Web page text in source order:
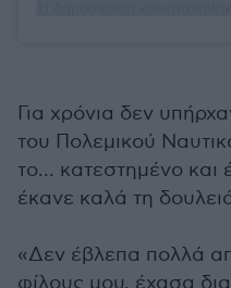
Για χρόνια δεν
του Πολεμικού
το... κατεστημένο και
έκανε καλά τη
«Δεν έβλεπα πολλά
φίλους μου, έχασα